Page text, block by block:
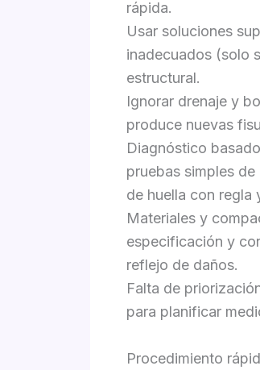
rápida.
Usar soluciones
inadecuados (solo
estructural.
Ignorar drenaje y
produce nuevas
Diagnóstico
pruebas simples
de huella con regla
Materiales y
especificación y
reflejo de daños.
Falta de
para planificar
Procedimiento